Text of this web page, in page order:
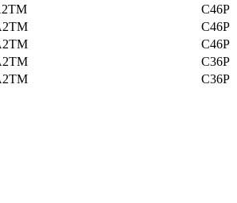
C46P
C46P
C46P
C36P
C36P